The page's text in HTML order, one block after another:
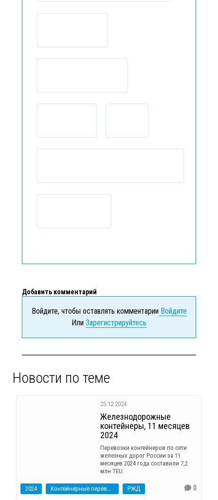
Добавить комментарий
Войдите, чтобы оставлять комментарииВойдите
Или Зарегистрируйтесь
Новости по теме
25.12.2024
Железнодорожные
контейнеры, 11 месяцев
2024
Перевозки контейнеров по сети
железных дорог России за 11
месяцев 2024 года составили 7,2
млн TEU.
2024 Контейнерные перевозки РЖД 0